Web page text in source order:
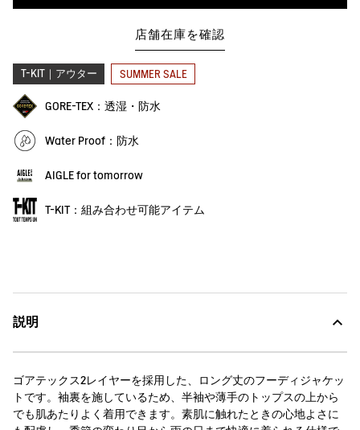
店舗在庫を確認
T-KIT｜アウター SUMMER SALE
GORE-TEX：透湿・防水
Water Proof：防水
AIGLE for tomorrow
T-KIT：組み合わせ可能アイテム
説明
ゴアテックス2レイヤーを採用した、ロング丈のフーディジャケッ
トです。袖裏を施しているため、半袖や薄手のトップスの上から
でも肌あたりよく着用できます。素肌に触れたときの心地よさに